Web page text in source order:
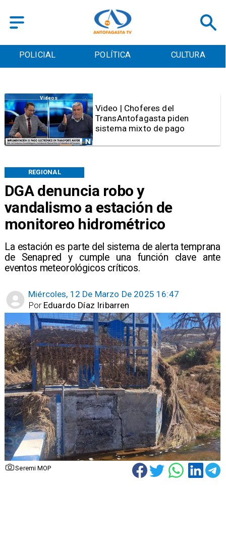
POLÍTICA CULTURA DEPORTES
DGA denuncia robo y
vandalismo a estación de
monitoreo hidrométrico
La estación es parte del sistema de alerta temprana
de Senapred y cumple una función clave ante
eventos meteorológicos críticos.
REGIONAL
Miércoles, 12 De Marzo De 2025 16:47
Eduardo Díaz Iribarren
Por
Seremi MOP
Antofagasta
SERNAC oficia a Bipay tras
reclamos por cobros irregulares
en el transporte público de
Antofagasta